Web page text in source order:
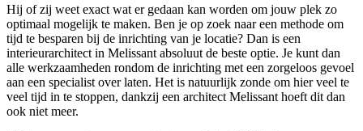
Hij of zij weet exact wat er gedaan kan worden om jouw plek zo
optimaal mogelijk te maken. Ben je op zoek naar een methode om
tijd te besparen bij de inrichting van je locatie? Dan is een
interieurarchitect in Melissant absoluut de beste optie. Je kunt dan
alle werkzaamheden rondom de inrichting met een zorgeloos gevoel
aan een specialist over laten. Het is natuurlijk zonde om hier veel te
veel tijd in te stoppen, dankzij een architect Melissant hoeft dit dan
ook niet meer.